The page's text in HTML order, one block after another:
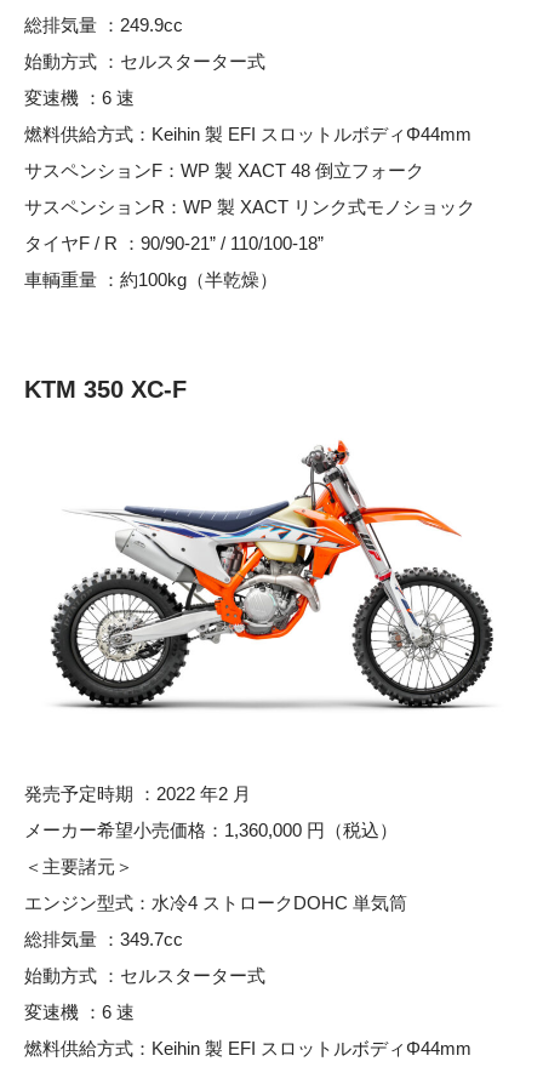
総排気量 ：249.9cc
始動方式 ：セルスターター式
変速機 ：6 速
燃料供給方式：Keihin 製 EFI スロットルボディΦ44mm
サスペンションF：WP 製 XACT 48 倒立フォーク
サスペンションR：WP 製 XACT リンク式モノショック
タイヤF / R ：90/90-21” / 110/100-18”
車輌重量 ：約100kg（半乾燥）
KTM 350 XC-F
発売予定時期 ：2022 年2 月
メーカー希望小売価格：1,360,000 円（税込）
＜主要諸元＞
エンジン型式：水冷4 ストロークDOHC 単気筒
総排気量 ：349.7cc
始動方式 ：セルスターター式
変速機 ：6 速
燃料供給方式：Keihin 製 EFI スロットルボディΦ44mm